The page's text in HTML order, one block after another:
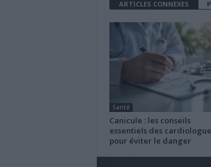
ARTICLES CONNEXES
Santé
Canicule : les conseils
essentiels des
pour éviter le danger